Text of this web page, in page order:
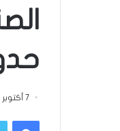
حدود 1500
7 أكتوبر 2020